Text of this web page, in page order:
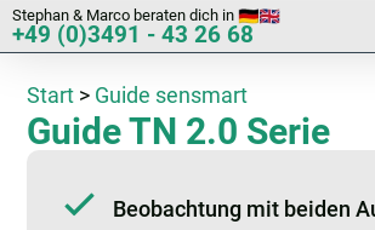
Stephan & Marco beraten dich in
+49 (0)3491 - 43 26 68
Start > Guide sensmart
Guide TN 2.0 Serie
Beobachtung mit beiden